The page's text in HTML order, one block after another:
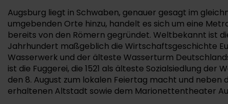
Augsburg liegt in Schwaben, genauer gesagt im
umgebenden Orte hinzu, handelt es sich um eine
bereits von den Römern gegründet. Weltbekannt ist
Jahrhundert maßgeblich die Wirtschaftsgeschichte
Wasserwerk und der älteste Wasserturm
ist die Fuggerei, die 1521 als älteste Sozialsiedlung
den 8. August zum lokalen Feiertag macht und
erhaltenen Altstadt sowie dem Marionettentheater